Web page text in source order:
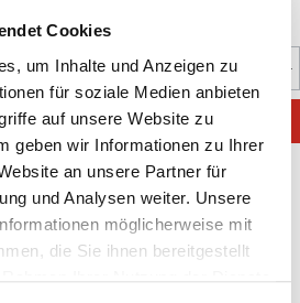
Cookies
um Inhalte und Anzeigen zu
für soziale Medien anbieten
auf unsere Website zu
geben wir Informationen zu Ihrer
an unsere Partner für
und Analysen weiter. Unsere
möglicherweise mit
die Sie ihnen bereitgestellt
gewünschten Wert ein oder
WARENKORB